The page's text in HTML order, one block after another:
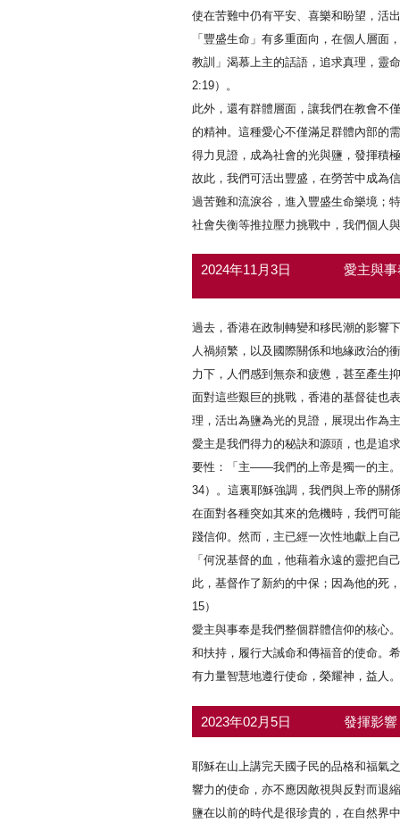
使在苦難中仍有平安、喜樂和盼望，活
「豐盛生命」有多重面向，在個人層
教訓」渴慕上主的話語，追求真理，靈
2:19）。
此外，還有群體層面，讓我們在教會不
的精神。這種愛心不僅滿足群體內部的
得力見證，成為社會的光與鹽，發揮積
故此，我們可活出豐盛，在勞苦中成為
過苦難和流淚谷，進入豐盛生命樂境；
社會失衡等推拉壓力挑戰中，我們個人
2024年11月3日 愛主與
過去，香港在政制轉變和移民潮的影響
人禍頻繁，以及國際關係和地緣政治的
力下，人們感到無奈和疲憊，甚至產生
面對這些艱巨的挑戰，香港的基督徒也
理，活出為鹽為光的見證，展現出作為
愛主是我們得力的秘訣和源頭，也是追
要性：「主——我們的上帝是獨一的主
34）。這裏耶穌強調，我們與上帝的關
在面對各種突如其來的危機時，我們可
踐信仰。然而，主已經一次性地獻上自
「何況基督的血，他藉着永遠的靈把
此，基督作了新約的中保；因為他的死
15）
愛主與事奉是我們整個群體信仰的核心
和扶持，履行大誡命和傳福音的使命。
有力量智慧地遵行使命，榮耀神，益人。
2023年02月5日 發揮影
耶穌在山上講完天國子民的品格和福氣
響力的使命，亦不應因敵視與反對而退
鹽在以前的時代是很珍貴的，在自然界